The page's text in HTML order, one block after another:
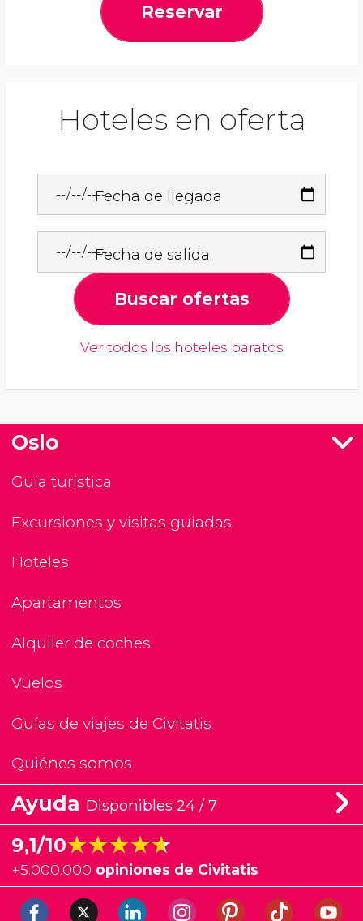
Reservar
Hoteles en oferta
Fecha de llegada
Fecha de salida
Buscar ofertas
Ver todos los hoteles baratos
Oslo
Guía turística
Excursiones y visitas guiadas
Hoteles
Apartamentos
Alquiler de coches
Vuelos
Guías de viajes de Civitatis
Quiénes somos
Ayuda Disponibles 24 / 7
9,1/10★★★★★
★★★★★
+5.000.000 opiniones de Civitatis